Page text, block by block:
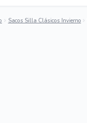
Sacos Silla Clásicos Invierno